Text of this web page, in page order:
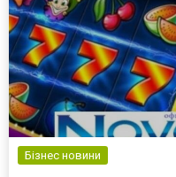
Бізнес новини